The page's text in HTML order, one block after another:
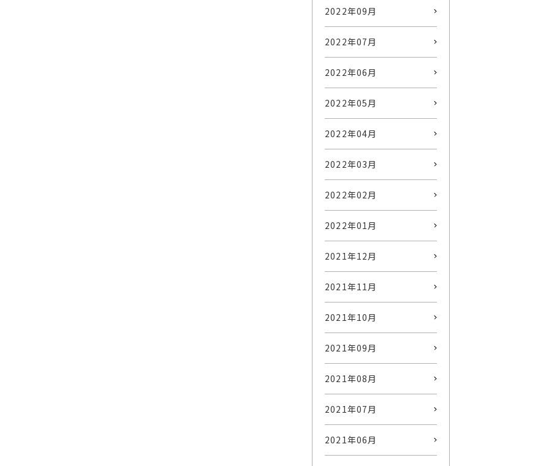
2022年09月
2022年07月
2022年06月
2022年05月
2022年04月
2022年03月
2022年02月
2022年01月
2021年12月
2021年11月
2021年10月
2021年09月
2021年08月
2021年07月
2021年06月